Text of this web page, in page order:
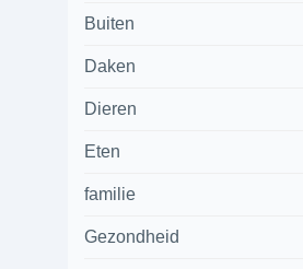
Buiten
Daken
Dieren
Eten
familie
Gezondheid